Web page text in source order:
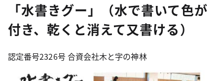
「水書きグー」（水で書いて色が
付き、乾くと消えて又書ける）
認定番号2326号 合資会社木と字の神林